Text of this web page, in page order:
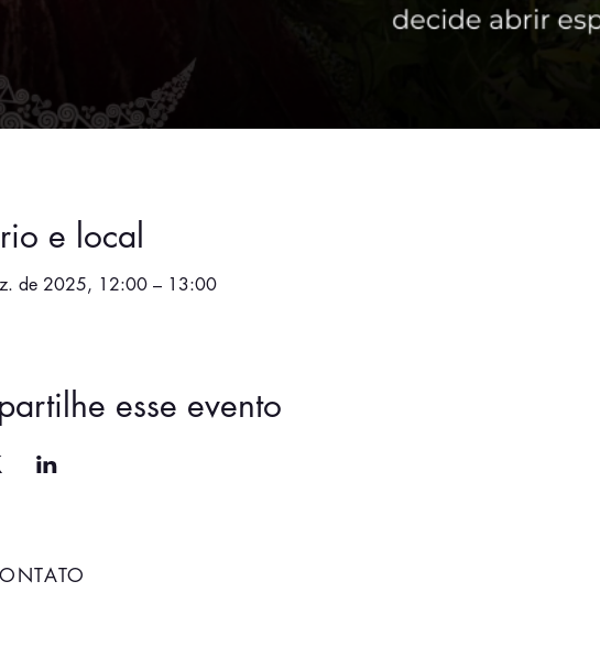
e local
de 2025, 12:00 – 13:00
esse evento